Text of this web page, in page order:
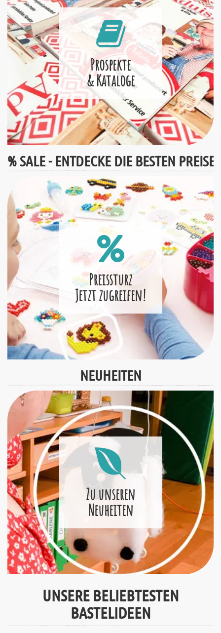
Prospekte
& Kataloge
% SALE - ENTDECKE DIE BESTEN PREISE
Preissturz
Jetzt zugreifen!
NEUHEITEN
Zu unseren
Neuheiten
UNSERE BELIEBTESTEN
BASTELIDEEN